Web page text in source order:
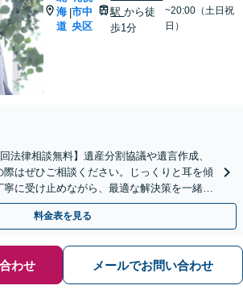
海
道
|市中
央区
駅から徒
歩1分
~20:00（土日祝
日）
法律相談無料】遺産分割協議や遺言作成、
はぜひご相談ください。じっくりと耳を傾
に受け止めながら、最適な解決策を一緒に
・メール・WEB相談可】
料金表を見る
わせ メールでお問い合わせ